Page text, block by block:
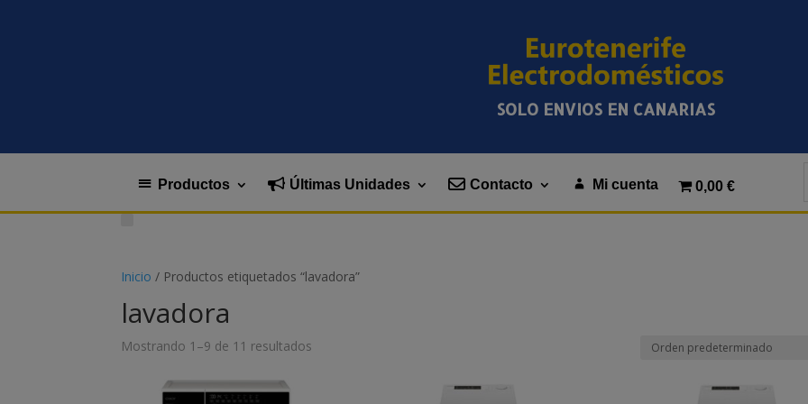
SOLO ENVIOS EN CANARIAS
Productos Últimas Unidades Contacto Mi cuenta 0,00 €
Inicio / Productos etiquetados “lavadora”
lavadora
Mostrando 1–9 de 11 resultados